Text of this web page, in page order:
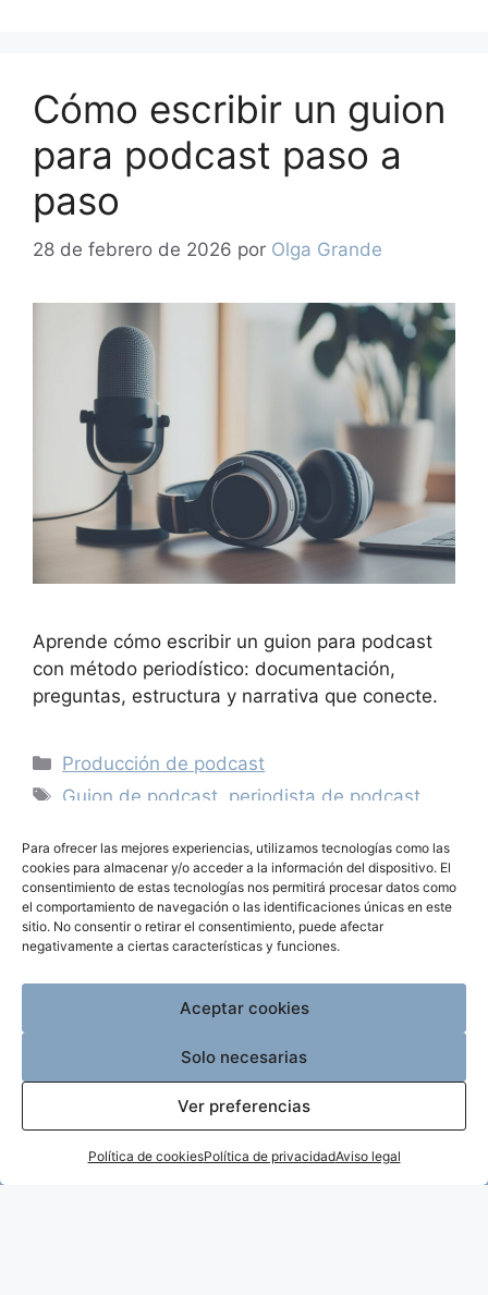
Para ofrecer las mejores experiencias, utilizamos tecnologías como las
cookies para almacenar y/o acceder a la información del dispositivo. El
consentimiento de estas tecnologías nos permitirá procesar datos como
el comportamiento de navegación o las identificaciones únicas en este
sitio. No consentir o retirar el consentimiento, puede afectar
negativamente a ciertas características y funciones.
Aceptar cookies
Solo necesarias
Ver preferencias
Política de cookiesPolítica de privacidadAviso legal
Cómo escribir un guion
para podcast paso a
paso
28 de febrero de 2026 por Olga Grande
Aprende cómo escribir un guion para podcast
con método periodístico: documentación,
preguntas, estructura y narrativa que conecte.
Producción de podcast
Guion de podcast periodista de podcast
gipuzkoa
Deja un comentario
Sígueme en Redes: